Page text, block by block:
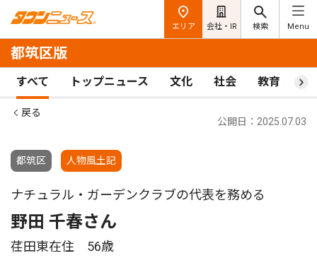
エリア 会社・IR 検索 Menu
都筑区版
すべて トップニュース 文化 社会 教育 ス
戻る
都筑区 人物風土記
公開日：2025.07.03
ナチュラル・ガーデンクラブの代表を務める
野田 千春さん
荏田東在住 56歳